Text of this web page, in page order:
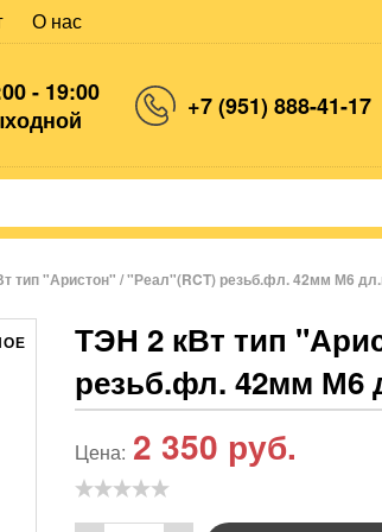
О нас
- 19:00 +7 (951) 888-41-17
тип "Аристон" / "Реал"(RCT) резьб.фл. 42мм М6
ТЭН 2 кВт тип
резьб.фл. 42мм М6
Цена: 2 350 руб.